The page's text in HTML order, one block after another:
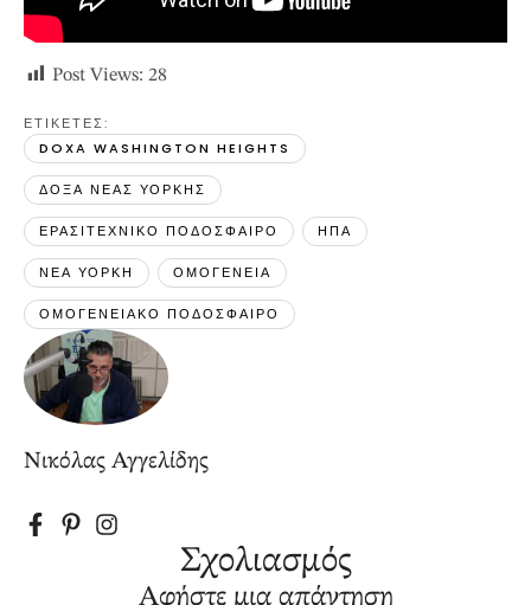
Post Views: 28
ΕΤΙΚΕΤΕΣ:
DOXA WASHINGTON HEIGHTS
ΔΟΞΑ ΝΕΑΣ ΥΟΡΚΗΣ
ΕΡΑΣΙΤΕΧΝΙΚΟ ΠΟΔΟΣΦΑΙΡΟ ΗΠΑ
ΝΕΑ ΥΟΡΚΗ ΟΜΟΓΕΝΕΙΑ
ΟΜΟΓΕΝΕΙΑΚΟ ΠΟΔΟΣΦΑΙΡΟ
Νικόλας Αγγελίδης
Σχολιασμός
Αφήστε μια απάντηση